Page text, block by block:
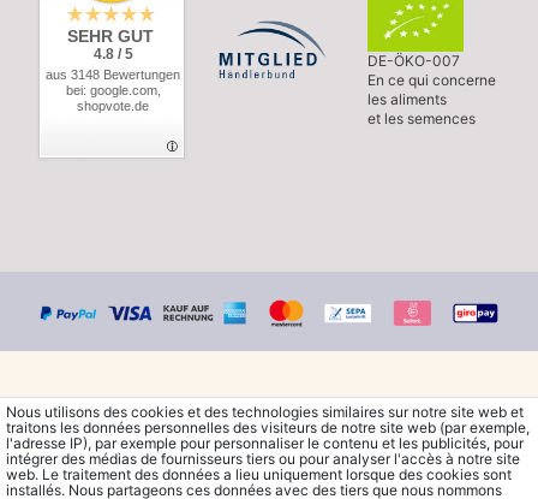
SEHR GUT
4.8 / 5
aus 3148 Bewertungen
bei: google.com,
shopvote.de
DE-ÖKO-007
En ce qui concerne
les aliments
et les semences
© Copyright 2026 Waldorfshop|Tous droits réservés.
Nous utilisons des cookies et des technologies similaires sur notre site web et
traitons les données personnelles des visiteurs de notre site web (par exemple,
l'adresse IP), par exemple pour personnaliser le contenu et les publicités, pour
intégrer des médias de fournisseurs tiers ou pour analyser l'accès à notre site
web. Le traitement des données a lieu uniquement lorsque des cookies sont
installés. Nous partageons ces données avec des tiers que nous nommons